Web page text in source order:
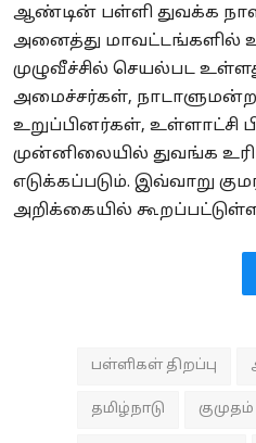
ஆண்டின் பள்ளி துவக்க
அனைத்து மாவட்டங்களில்
முழுவீச்சில் செயல்பட
அமைச்சர்கள்,
உறுப்பினர்கள், உள்ளாட்சி
முன்னிலையில் துவங்க
எடுக்கப்படும். இவ்வாறு
அறிக்கையில்
பள்ளிகள் திறப்பு
தமிழ்நாடு